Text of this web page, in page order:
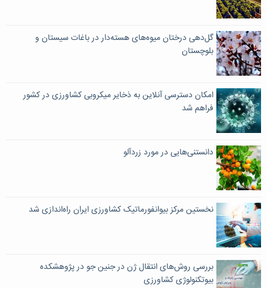
گل‌دهی درختان میوه‌های هسته‌دار در باغات سیستان و
بلوچستان
امکان دسترسی آنلاین به ذخایر میکروبی کشاورزی در کشور
فراهم شد
دانستنی‌هایی در مورد زردآلو
نخستین مرکز بیوانفورماتیک کشاورزی ایران راه‌اندازی شد
بررسی روش‌های انتقال ژن در جنین جو در پژوهشکده
بیوتکنولوژی کشاورزی